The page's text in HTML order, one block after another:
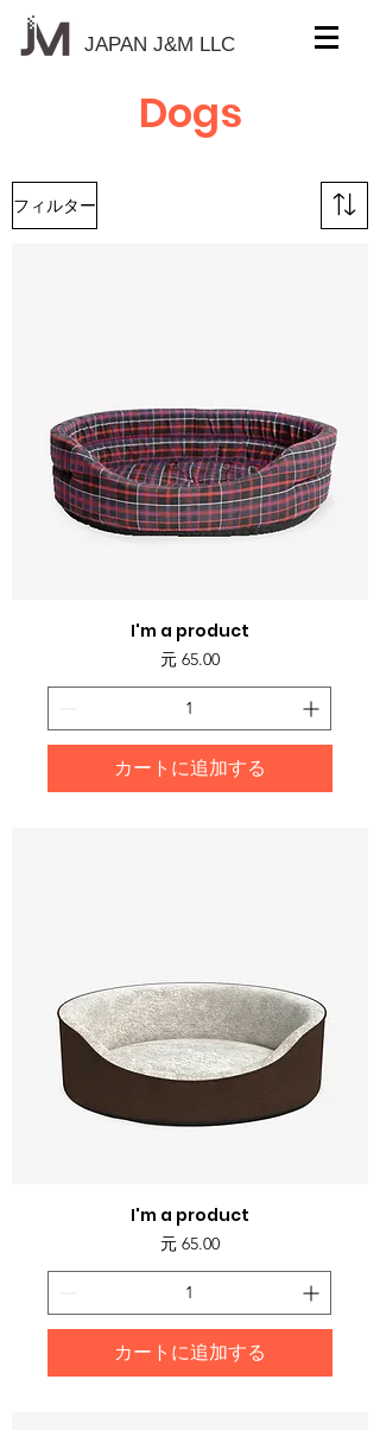
JAPAN J&M LLC
Dogs
フィルター
I'm a product
価格
元 65.00
カートに追加する
I'm a product
価格
元 65.00
カートに追加する